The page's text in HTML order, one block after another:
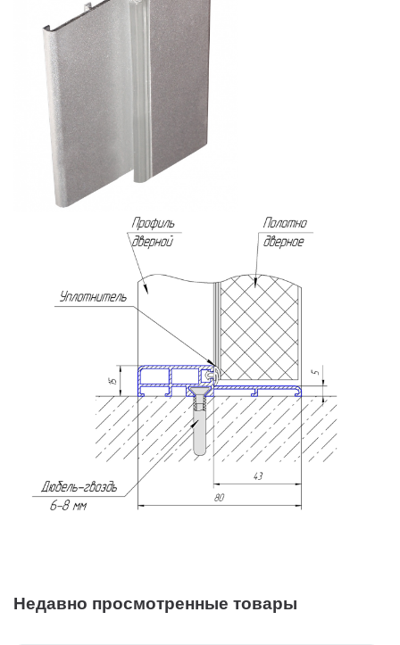
Недавно просмотренные товары